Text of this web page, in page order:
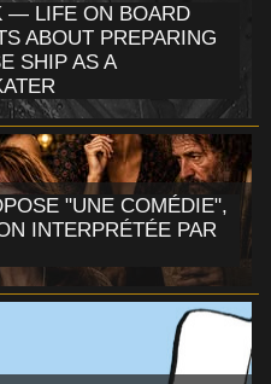
— LIFE ON BOARD
ABOUT PREPARING
SHIP AS A
"UNE COMÉDIE",
INTERPRÉTÉE PAR